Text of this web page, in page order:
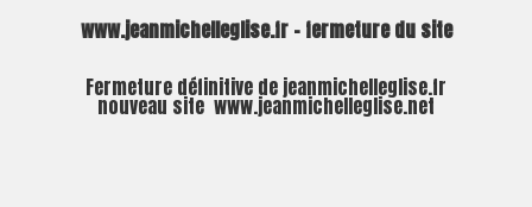
www.jeanmichelleglise.fr – fermeture du site
Fermeture définitive de jeanmichelleglise.fr
nouveau site www.jeanmichelleglise.net